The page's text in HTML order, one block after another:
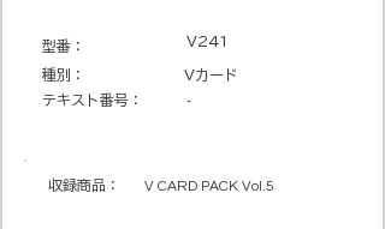
​型番​： V241
種別：
Vカード
テキスト番号​：
-
収録商品​： V CARD PACK Vol.5